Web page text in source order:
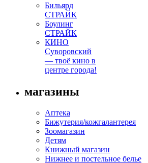
Бильярд
СТРАЙК
Боулинг
СТРАЙК
КИНО
Суворовский
— твоё кино в
центре города!
магазины
Аптека
Бижутерия/кожгалантерея
Зоомагазин
Детям
Книжный магазин
Нижнее и постельное белье